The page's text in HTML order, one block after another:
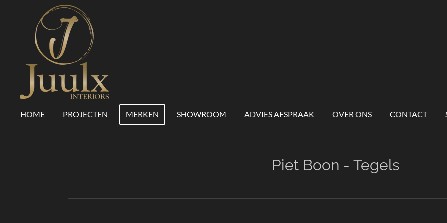
hoofdinhoud
HOME PROJECTEN MERKEN SHOWROOM ADVIES AFSPRAAK OVER ONS CONTACT
Piet Boon - Tegels